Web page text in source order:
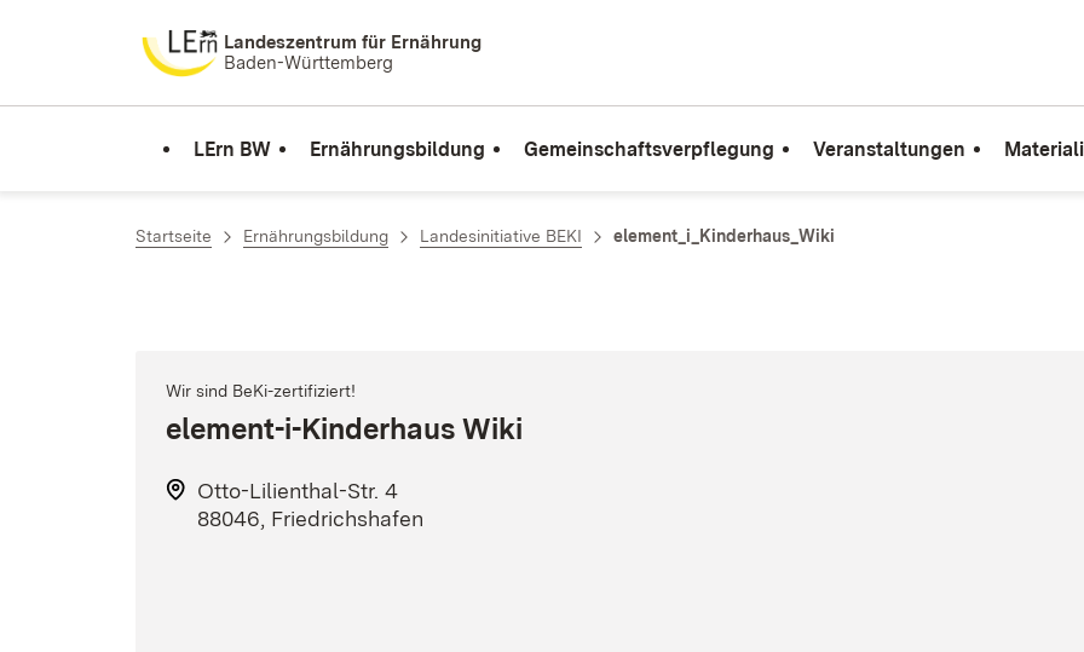
Zum Inhalt springenLandeszentrum für Ernährung
Baden-Württemberg
LErn BW Ernährungsbildung Gemeinschaftsverpflegung Veranstaltungen
Startseite Ernährungsbildung Landesinitiative BEKI element_i_Kinderhaus_Wiki
Wir sind BeKi-zertifiziert!
element-i-Kinderhaus Wiki
Otto-Lilienthal-Str. 4
88046, Friedrichshafen